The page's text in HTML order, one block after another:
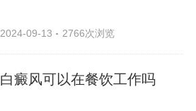
2024-09-13 2766次浏览
白癜风可以在餐饮工作吗